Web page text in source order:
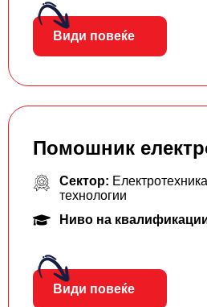
Види повеќе
Помошник
Сектор:
технологии
Ниво на
Види повеќе